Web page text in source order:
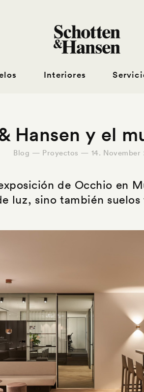
Interiores
Hansen y el
Blog — Proyectos — 14. November
de Occhio en
luz, sino también